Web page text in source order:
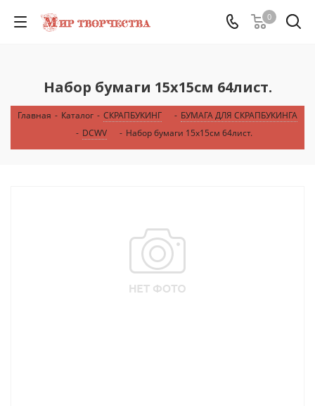
0
Набор бумаги 15х15см 64лист.
Главная - Каталог - СКРАПБУКИНГ - БУМАГА ДЛЯ СКРАПБУКИНГА
- DCWV - Набор бумаги 15х15см 64лист.